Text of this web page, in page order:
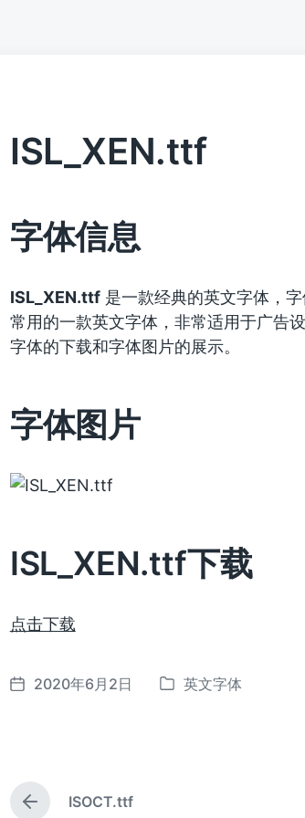
ISL_XEN.ttf
字体信息
ISL_XEN.ttf是一款经典的英文字体，字
常用的一款英文字体，非常适用于广告
字体的下载和字体图片的展示。
字体图片
ISL_XEN.ttf下载
点击下载
发
2020年6月2日
发
英文字体
上
ISOCT.ttf